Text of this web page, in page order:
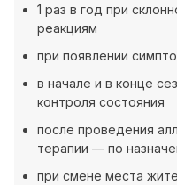
1 раз в год при
реакциям
при появлении
в начале и в конце
контроля состояния
после проведения
терапии — по
при смене места